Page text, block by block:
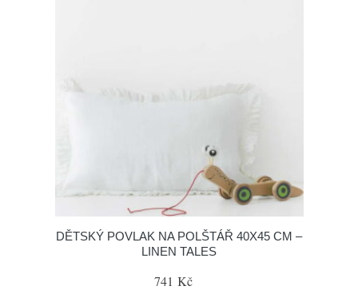
DĚTSKÝ POVLAK NA POLŠTÁŘ 40X45 CM –
LINEN TALES
741 Kč